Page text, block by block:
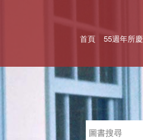
首頁 55週年所慶